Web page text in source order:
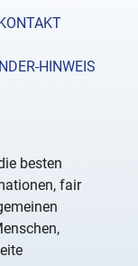
HINWEIS
besten
fair